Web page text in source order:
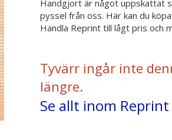
Handgjort är något uppskattat
pyssel från oss. Här kan du
Handla Reprint till lågt pris och
Tyvärr ingår inte
längre.
Se allt inom